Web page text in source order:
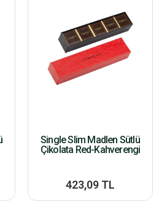
Single Slim Madlen Sütlü
Çikolata Red-Kahverengi
423,09 TL